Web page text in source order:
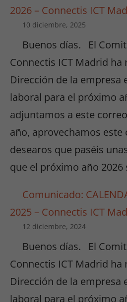
2026 – Connectis ICT
10 diciembre, 2025
Buenos días. El
Connectis ICT Madrid ha
Dirección de la empresa
laboral para el próximo
adjuntamos a este
año, aprovechamos este
desearos que paséis
que el próximo año 2026
Comunicado:
2025 – Connectis ICT
12 diciembre, 2024
Buenos días. El
Connectis ICT Madrid ha
Dirección de la empresa
laboral para el próximo